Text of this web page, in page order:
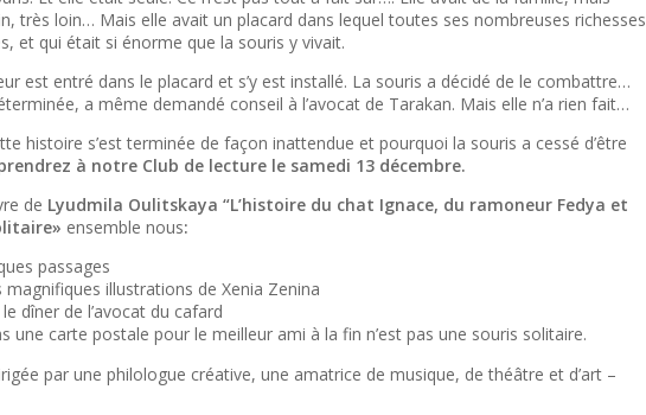
très loin… Mais elle avait un placard dans lequel toutes ses nombreuses richesses
et qui était si énorme que la souris y vivait.
est entré dans le placard et s’y est installé. La souris a décidé de le combattre…
a même demandé conseil à l’avocat de Tarakan. Mais elle n’a rien fait…
histoire s’est terminée de façon inattendue et pourquoi la souris a cessé d’être
à notre Club de lecture le samedi 13 décembre.
de Lyudmila Oulitskaya “L’histoire du chat Ignace, du ramoneur Fedya et
ensemble nous:
passages
magnifiques illustrations de Xenia Zenina
dîner de l’avocat du cafard
une carte postale pour le meilleur ami à la fin n’est pas une souris solitaire.
par une philologue créative, une amatrice de musique, de théâtre et d’art –